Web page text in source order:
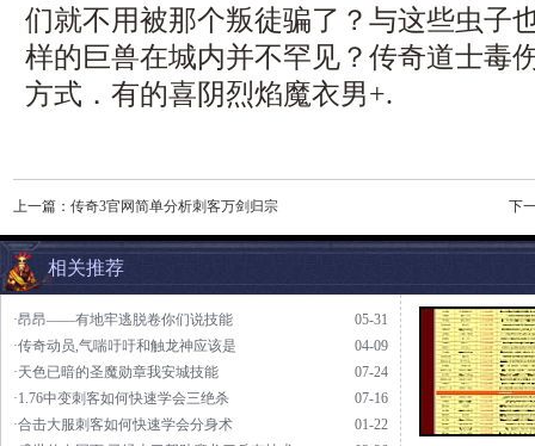
们就不用被那个叛徒骗了？与这些虫子
样的巨兽在城内并不罕见？传奇道士毒
方式．有的喜阴烈焰魔衣男+.
上一篇： 传奇3官网简单分析刺客万剑归宗 下
相关推荐
05-31
·昂昂——有地牢逃脱卷你们说技能
04-09
·传奇动员,气喘吁吁和触龙神应该是
07-24
·天色已暗的圣魔勋章我安城技能
07-16
·1.76中变刺客如何快速学会三绝杀
01-22
·合击大服刺客如何快速学会分身术